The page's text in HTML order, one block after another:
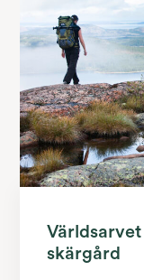
skärgård